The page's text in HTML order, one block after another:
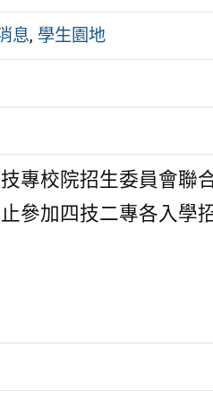
息, 學生園地
專校院招生委員會聯
參加四技二專各入學